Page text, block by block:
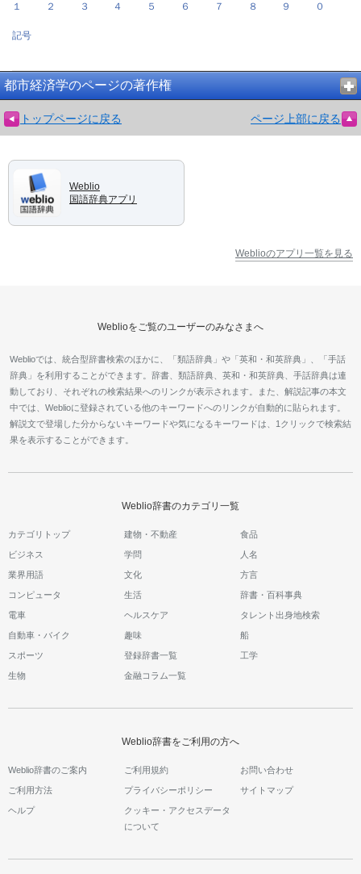
１ ２ ３ ４ ５ ６ ７ ８ ９ ０
記号
都市経済学のページの著作権
トップページに戻る ページ上部に戻る
Weblio
国語辞典アプリ
Weblioのアプリ一覧を見る
Weblioをご覧のユーザーのみなさまへ
Weblioでは、統合型辞書検索のほかに、「類語辞典」や「英和・和英辞典」、「手話
辞典」を利用することができます。辞書、類語辞典、英和・和英辞典、手話辞典は連
動しており、それぞれの検索結果へのリンクが表示されます。また、解説記事の本文
中では、Weblioに登録されている他のキーワードへのリンクが自動的に貼られます。
解説文で登場した分からないキーワードや気になるキーワードは、1クリックで検索結
果を表示することができます。
Weblio辞書のカテゴリ一覧
カテゴリトップ 建物・不動産 食品
ビジネス 学問 人名
業界用語 文化 方言
コンピュータ 生活 辞書・百科事典
電車 ヘルスケア タレント出身地検索
自動車・バイク 趣味 船
スポーツ 登録辞書一覧 工学
生物 金融コラム一覧
Weblio辞書をご利用の方へ
Weblio辞書のご案内 ご利用規約 お問い合わせ
ご利用方法 プライバシーポリシー サイトマップ
ヘルプ
クッキー・アクセスデータ
について